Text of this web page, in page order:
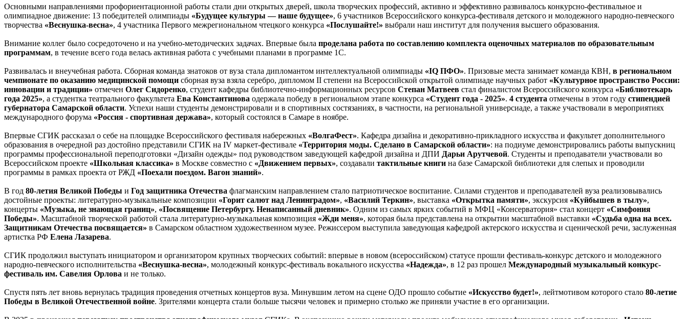
Основными направлениями профориентационной работы стали дни открытых дверей, школа творческих профессий, активно и эффективно развивалось конкурсно-фестивальное и
олимпиадное движение: 13 победителей олимпиады «Будущее культуры — наше будущее», 6 участников Всероссийского конкурса-фестиваля детского и молодежного народно-певческого
творчества «Веснушка-весна», 4 участника Первого межрегиональном чтецкого конкурса «Послушайте!» выбрали наш институт для получения высшего образования.
Внимание коллег было сосредоточено и на учебно-методических задачах. Впервые была проделана работа по составлению комплекта оценочных материалов по образовательным
программам, в течение всего года велась активная работа с учебными планами в программе 1С.
Развивалась и внеучебная работа. Сборная команда знатоков от вуза стала дипломантом интеллектуальной олимпиады «IQ ПФО». Призовые места занимает команда КВН, в региональном
чемпионате по оказанию медицинской помощи сборная вуза взяла серебро, дипломом II степени на Всероссийской открытой олимпиаде научных работ «Культурное пространство России:
инновации и традиции» отмечен Олег Сидоренко, студент кафедры библиотечно-информационных ресурсов Степан Матвеев стал финалистом Всероссийского конкурса «Библиотекарь
года 2025», а студентка театрального факультета Ева Константинова одержала победу в региональном этапе конкурса «Студент года - 2025». 4 студента отмечены в этом году стипендией
губернатора Самарской области. Успехи наши студенты демонстрировали и в спортивных состязаниях, в частности, на региональной универсиаде, а также участвовали в мероприятиях
международного форума «Россия - спортивная держава», который состоялся в Самаре в ноябре.
Впервые СГИК рассказал о себе на площадке Всероссийского фестиваля набережных «ВолгаФест». Кафедра дизайна и декоративно-прикладного искусства и факультет дополнительного
образования в очередной раз достойно представили СГИК на IV маркет-фестивале «Территория моды. Сделано в Самарской области»: на подиуме демонстрировались работы выпускниц
программы профессиональной переподготовки «Дизайн одежды» под руководством заведующей кафедрой дизайна и ДПИ Дарьи Арутчевой. Студенты и преподаватели участвовали во
Всероссийском проекте «Школьная классика» в Москве совместно с «Движением первых», создавали тактильные книги на базе Самарской библиотеки для слепых и проводили
программы в рамках проекта от РЖД «Поехали поездом. Вагон знаний».
В год 80-летия Великой Победы и Год защитника Отечества флагманским направлением стало патриотическое воспитание. Силами студентов и преподавателей вуза реализовывались
достойные проекты: литературно-музыкальные композиции «Горит салют над Ленинградом», «Василий Теркин», выставка «Открытка памяти», экскурсия «Куйбышев в тылу»,
концерты «Музыка, не знающая границ», «Посвящение Петербургу. Ненаписанный дневник». Одним из самых ярких событий в МФЦ «Консерватория» стал концерт «Симфония
Победы». Масштабной творческой работой стала литературно-музыкальная композиция «Жди меня», которая была представлена на открытии масштабной выставки «Судьба одна на всех.
Защитникам Отечества посвящается» в Самарском областном художественном музее. Режиссером выступила заведующая кафедрой актерского искусства и сценической речи, заслуженная
артистка РФ Елена Лазарева.
СГИК продолжил выступать инициатором и организатором крупных творческих событий: впервые в новом (всероссийском) статусе прошли фестиваль-конкурс детского и молодежного
народно-певческого исполнительства «Веснушка-весна», молодежный конкурс-фестиваль вокального искусства «Надежда», в 12 раз прошел Международный музыкальный конкурс-
фестиваль им. Савелия Орлова и не только.
Спустя пять лет вновь вернулась традиция проведения отчетных концертов вуза. Минувшим летом на сцене ОДО прошло событие «Искусство будет!», лейтмотивом которого стало 80-летие
Победы в Великой Отечественной войне. Зрителями концерта стали больше тысячи человек и примерно столько же приняли участие в его организации.